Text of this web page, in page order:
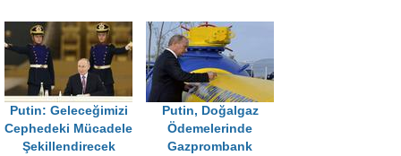
Putin: Geleceğimizi
Cephedeki Mücadele
Şekillendirecek
Putin, Doğalgaz
Ödemelerinde
Gazprombank